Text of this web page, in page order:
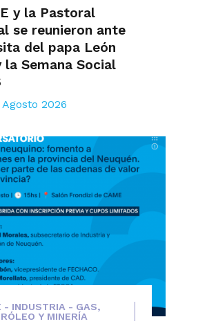
y la Pastoral
se reunieron ante
del papa León
la Semana Social
2026
- INDUSTRIA - GAS,
Y MINERÍA